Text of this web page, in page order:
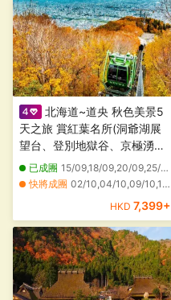
北海道~道央 秋色美景5
天之旅 賞紅葉名所(洞爺湖展
望台、登別地獄谷、京極湧水
公園、藻岩山[包乘登山纜
車]、大通公園)、二世古牛奶
運河、1晚溫泉酒店
已成團 15/09,18/09,20/09,25/09,27/09,29/09,30/10
快將成團 02/10,04/10,09/10,11/10,16/10,18/10,23/10,06/11,13/11,20/11,27/11
HKD 7,399+